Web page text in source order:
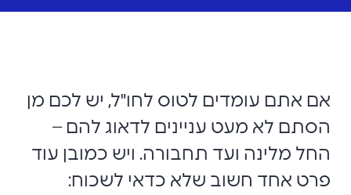
אם אתם עומדים לטוס לחו"ל, יש לכם מן
הסתם לא מעט עניינים לדאוג להם –
החל מלינה ועד תחבורה. ויש כמובן עוד
פרט אחד חשוב שלא כדאי לשכוח: